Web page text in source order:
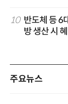
10 반도체 등 6
방 생산 시
주요뉴스